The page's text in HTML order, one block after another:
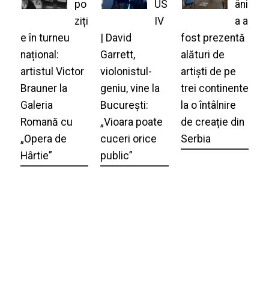
po
ziți
e în turneu
național:
artistul Victor
Brauner la
Galeria
Romană cu
„Opera de
Hârtie”
US
IV
| David
Garrett,
violonistul-
geniu, vine la
București:
„Vioara poate
cuceri orice
public”
âni
a a
fost prezentă
alături de
artiști de pe
trei continente
la o întâlnire
de creație din
Serbia